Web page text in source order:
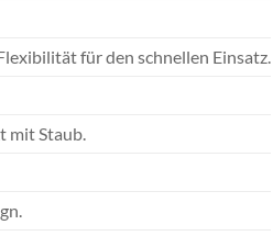
für den schnellen Einsatz.
mit Staub.